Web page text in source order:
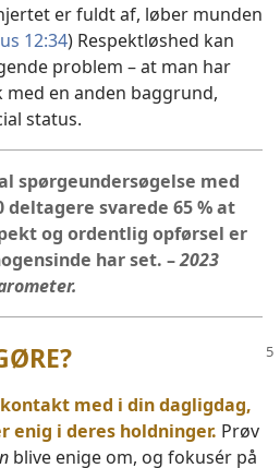
er fuldt af, løber munden
12:34) Respektløshed kan
problem – at man har
en anden baggrund,
status.
spørgeundersøgelse med
deltagere svarede 65 % at
og ordentlig opførsel er
har set. –2023
med i din dagligdag,
enig i deres holdninger. Prøv
blive enige om, og fokusér på